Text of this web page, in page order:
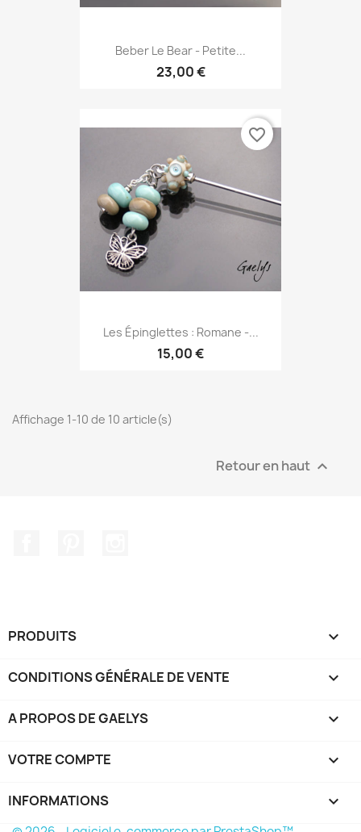
Beber Le Bear - Petite...
23,00 €
Les Épinglettes : Romane -...
15,00 €
favorite_border
Affichage 1-10 de 10 article(s)
Retour en haut 
PRODUITS 
CONDITIONS GÉNÉRALE DE VENTE 
A PROPOS DE GAELYS 
VOTRE COMPTE 
INFORMATIONS keyboard_arrow_down